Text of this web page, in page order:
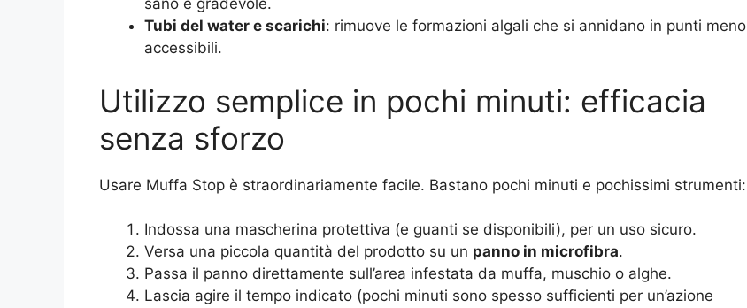
sano e gradevole.
Tubi del water e scarichi: rimuove le formazioni algali che si annidano in punti meno
accessibili.
Utilizzo semplice in pochi minuti: efficacia
senza sforzo
Usare Muffa Stop è straordinariamente facile. Bastano pochi minuti e pochissimi strumenti:
Indossa una mascherina protettiva (e guanti se disponibili), per un uso sicuro.
Versa una piccola quantità del prodotto su un panno in microfibra.
Passa il panno direttamente sull’area infestata da muffa, muschio o alghe.
Lascia agire il tempo indicato (pochi minuti sono spesso sufficienti per un’azione